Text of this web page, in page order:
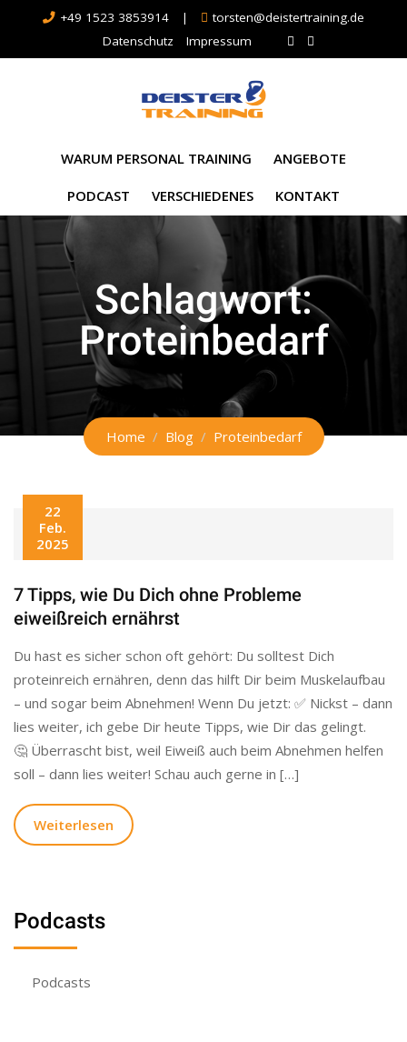
+49 1523 3853914 |
torsten@deistertraining.de
Datenschutz
Impressum
WARUM PERSONAL TRAINING ANGEBOTE
PODCAST VERSCHIEDENES KONTAKT
Schlagwort:
Proteinbedarf
Home Blog Proteinbedarf
22
Feb.
2025
7 Tipps, wie Du Dich ohne Probleme
eiweißreich ernährst
Du hast es sicher schon oft gehört: Du solltest Dich
proteinreich ernähren, denn das hilft Dir beim Muskelaufbau
– und sogar beim Abnehmen! Wenn Du jetzt: ✅ Nickst – dann
lies weiter, ich gebe Dir heute Tipps, wie Dir das gelingt.
🤔 Überrascht bist, weil Eiweiß auch beim Abnehmen helfen
soll – dann lies weiter! Schau auch gerne in […]
Weiterlesen
Podcasts
Podcasts